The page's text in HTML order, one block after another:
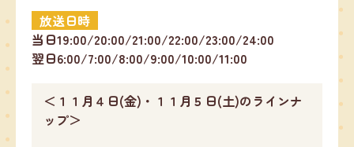
放送日時
当日19:00/20:00/21:00/22:00/23:00/24:00
翌日6:00/7:00/8:00/9:00/10:00/11:00
＜１１月４日(金)・１１月５日(土)のラインナ
ップ＞